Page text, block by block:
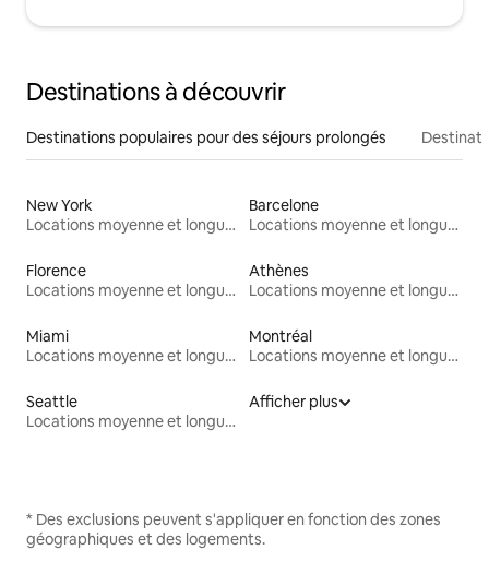
Destinations à découvrir
Destinations populaires pour des séjours prolongés
New York
Locations moyenne et longue durée
Barcelone
Locations moyenne et longue durée
Florence
Locations moyenne et longue durée
Athènes
Locations moyenne et longue durée
Miami
Locations moyenne et longue durée
Montréal
Locations moyenne et longue durée
Seattle
Locations moyenne et longue durée
Afficher plus
* Des exclusions peuvent s'appliquer en fonction des zones
géographiques et des logements.